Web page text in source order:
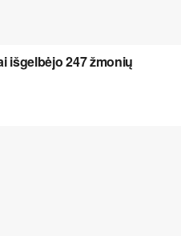
išgelbėjo 247 žmonių